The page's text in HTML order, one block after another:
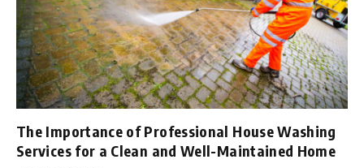
The Importance of Professional House Washing
Services for a Clean and Well-Maintained Home